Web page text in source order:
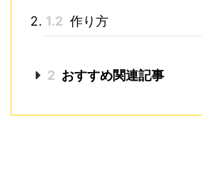
1.2 作り方
2 おすすめ関連記事